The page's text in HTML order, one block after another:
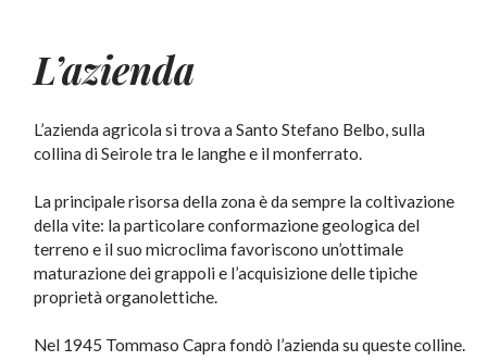
L’azienda
L’azienda agricola si trova a Santo Stefano Belbo, sulla
collina di Seirole tra le langhe e il monferrato.
La principale risorsa della zona è da sempre la coltivazione
della vite: la particolare conformazione geologica del
terreno e il suo microclima favoriscono un’ottimale
maturazione dei grappoli e l’acquisizione delle tipiche
proprietà organolettiche.
Nel 1945 Tommaso Capra fondò l’azienda su queste colline.